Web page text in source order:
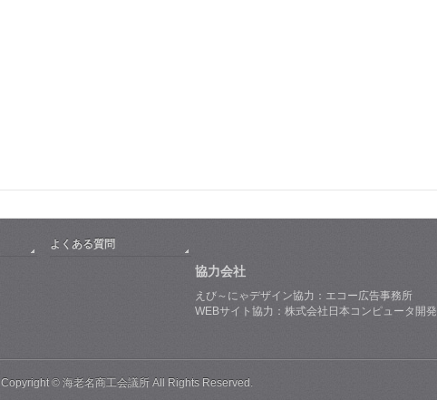
よくある質問
協力会社
えび～にゃデザイン協力：エコー広告事務所
WEBサイト協力：株式会社日本コンピュータ開発
Copyright © 海老名商工会議所 All Rights Reserved.